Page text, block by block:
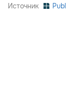
Источник